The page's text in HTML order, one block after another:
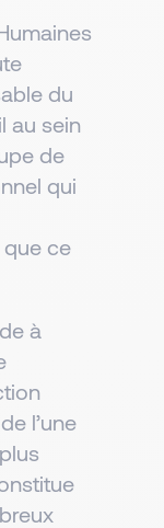
du
au sein
de
qui
ce
à
l’une